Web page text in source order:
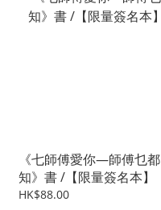
《七師傅愛你—師傅乜都
知》書 /【限量簽名本】
HK$88.00